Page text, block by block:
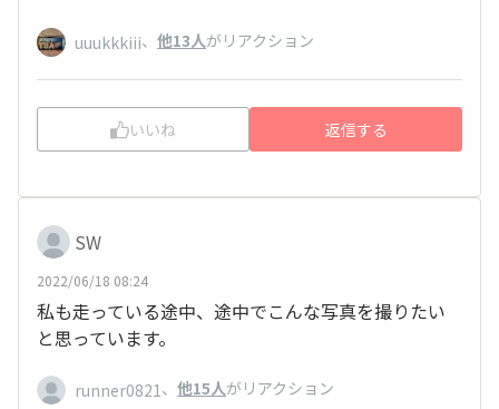
uuukkkiii、 他13人がリアクション
いいね 返信する
SW
2022/06/18 08:24
私も走っている途中、途中でこんな写真を撮りたい
と思っています。
runner0821 、 他15人がリアクション